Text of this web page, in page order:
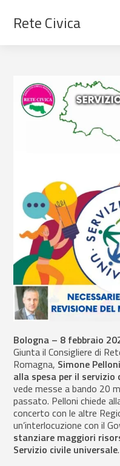
Rete Civica
Bologna – 8 febbraio
Giunta il Consigliere di
Romagna, Simone
alla spesa per il servizio
vede messe a bando 20
passato. Pelloni chiede
concerto con le altre
un’interlocuzione con il
stanziare maggiori
Servizio civile universale.